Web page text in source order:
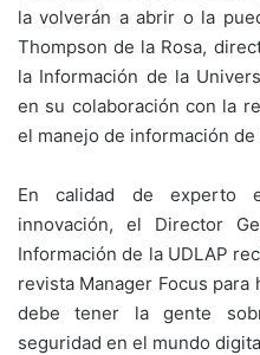
la volverán a abrir o la
Thompson de la Rosa,
la Información de la
en su colaboración con la
el manejo de información
En calidad de experto
innovación, el Director
Información de la UDLAP
revista Manager Focus
debe tener la gente
seguridad en el mundo